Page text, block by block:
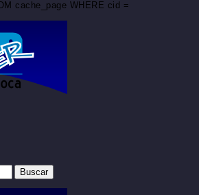
cache_page WHERE cid =